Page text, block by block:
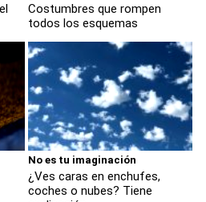
Costumbres que rompen
todos los esquemas
No es tu imaginación
¿Ves caras en enchufes,
coches o nubes? Tiene